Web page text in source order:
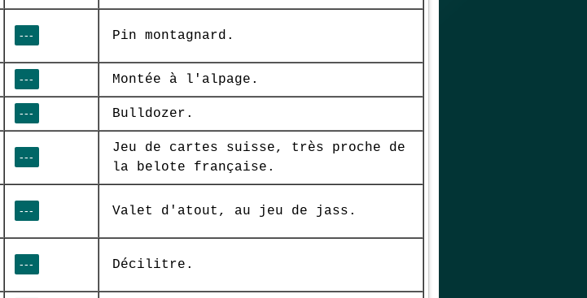
--- Pin montagnard.
--- Montée à l'alpage.
--- Bulldozer.
---
Jeu de cartes suisse, très proche de
la belote française.
--- Valet d'atout, au jeu de jass.
--- Décilitre.